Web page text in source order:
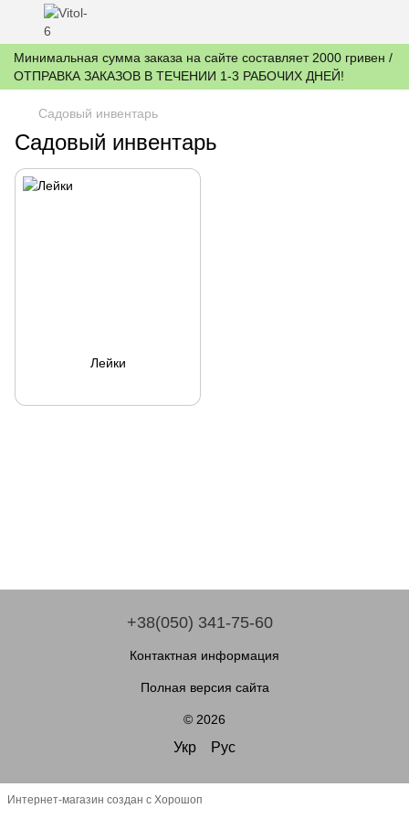
Минимальная сумма заказа на сайте составляет 2000 гривен /
ОТПРАВКА ЗАКАЗОВ В ТЕЧЕНИИ 1-3 РАБОЧИХ ДНЕЙ!
Садовый инвентарь
Садовый инвентарь
Лейки
+38(050) 341-75-60
Контактная информация
Полная версия сайта
© 2026
Укр Рус
Интернет-магазин создан с Хорошоп